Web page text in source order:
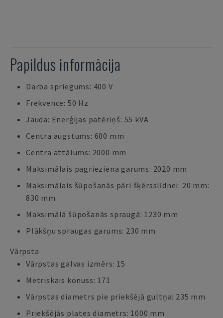
Papildus informācija
Darba spriegums: 400 V
Frekvence: 50 Hz
Jauda: Enerģijas patēriņš: 55 kVA
Centra augstums: 600 mm
Centra attālums: 2000 mm
Maksimālais pagrieziena garums: 2020 mm
Maksimālais šūpošanās pāri šķērsslīdnei: 20 mm:
830 mm
Maksimālā šūpošanās spraugā: 1230 mm
Plākšņu spraugas garums: 230 mm
Vārpsta
Vārpstas galvas izmērs: 15
Metriskais konuss: 171
Vārpstas diametrs pie priekšējā gultņa: 235 mm
Priekšējās plates diametrs: 1000 mm